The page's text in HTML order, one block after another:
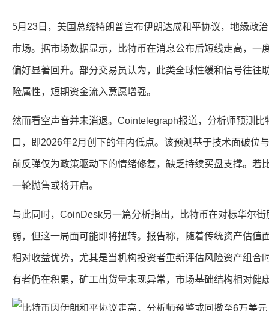
5月23日，美国总统特朗普宣布伊朗达成和平协议，地缘政
市场。据市场数据显示，比特币在消息公布后短线走高，一
偏好显著回升。部分交易员认为，此类全球性缓和信号往往
险属性，短期资金流入意愿增强。
然而看空声音并未消退。Cointelegraph报道，分析师预测
口，即2026年2月创下的年内低点。该预测基于技术面破位
前反弹仅为政策驱动下的情绪修复，缺乏持续买盘支撑。若
一轮抛售或将开启。
与此同时，CoinDesk另一篇分析指出，比特币在对标华尔
弱，但这一局面可能即将扭转。报告称，随着传统资产估值
相对收益优势，尤其是当机构投资者重新评估风险资产组合
有者仍在积累，矿工出货量未现异常，市场基础结构相对健